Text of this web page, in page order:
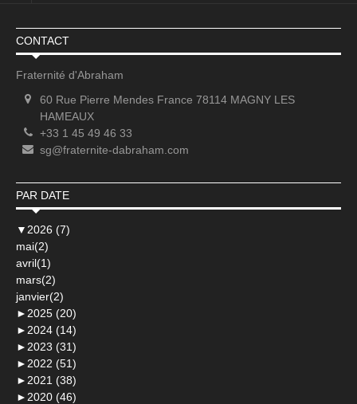
CONTACT
Fraternité d'Abraham
60 Rue Pierre Mendes France 78114 MAGNY LES
HAMEAUX
+33 1 45 49 46 33
sg@fraternite-dabraham.com
PAR DATE
▼ 2026 (7)
mai(2)
avril(1)
mars(2)
janvier(2)
► 2025 (20)
► 2024 (14)
► 2023 (31)
► 2022 (51)
► 2021 (38)
► 2020 (46)